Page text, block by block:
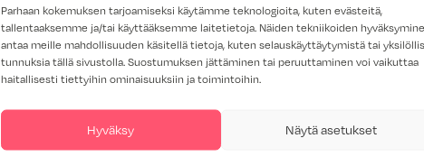
Parhaan kokemuksen tarjoamiseksi käytämme teknologioita, kuten evästeitä,
tallentaaksemme ja/tai käyttääksemme laitetietoja. Näiden tekniikoiden
antaa meille mahdollisuuden käsitellä tietoja, kuten selauskäyttäytymistä tai
tunnuksia tällä sivustolla. Suostumuksen jättäminen tai peruuttaminen voi vaikuttaa
haitallisesti tiettyihin ominaisuuksiin ja toimintoihin.
Hyväksy Näytä asetukset